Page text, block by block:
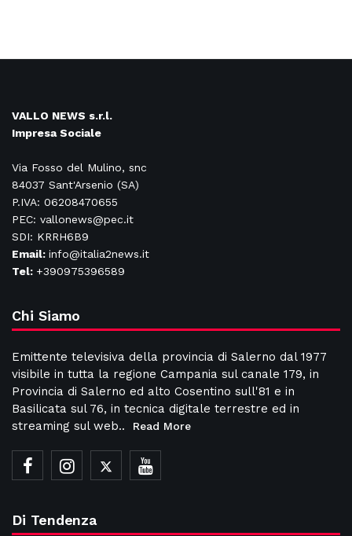
VALLO NEWS s.r.l.
Impresa Sociale
Via Fosso del Mulino, snc
84037 Sant'Arsenio (SA)
P.IVA: 06208470655
PEC: vallonews@pec.it
SDI: KRRH6B9
Email: info@italia2news.it
Tel: +390975396589
Chi Siamo
Emittente televisiva della provincia di Salerno dal 1977
visibile in tutta la regione Campania sul canale 179, in
Provincia di Salerno ed alto Cosentino sull'81 e in
Basilicata sul 76, in tecnica digitale terrestre ed in
streaming sul web..
Read More
Di Tendenza